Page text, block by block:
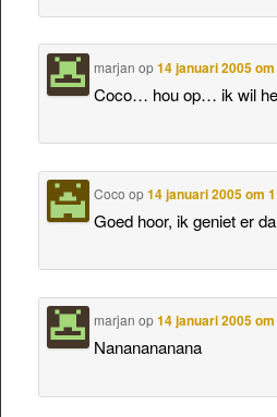
marjan op14 januari 2005
Coco… hou op… ik wil
Coco op14 januari 2005 om
Goed hoor, ik geniet er
marjan op14 januari 2005
Nananananana